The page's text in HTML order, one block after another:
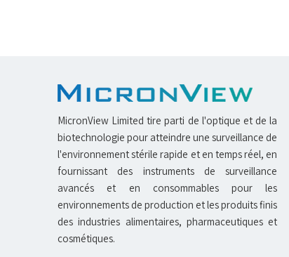
MicronView Limited tire parti de l'optique et de la
biotechnologie pour atteindre une surveillance de
l'environnement stérile rapide et en temps réel, en
fournissant des instruments de surveillance
avancés et en consommables pour les
environnements de production et les produits finis
des industries alimentaires, pharmaceutiques et
cosmétiques.